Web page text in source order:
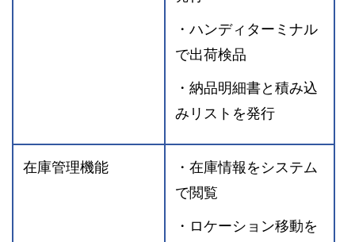
・ハンディターミナル
で出荷検品
・納品明細書と積み込
みリストを発行
在庫管理機能
・在庫情報をシステム
で閲覧
・ロケーション移動を